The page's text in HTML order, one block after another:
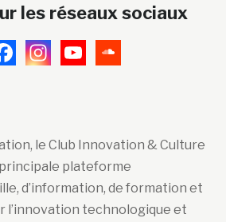
les réseaux sociaux
le Club Innovation & Culture
plateforme
d’information, de formation et
l’innovation technologique et